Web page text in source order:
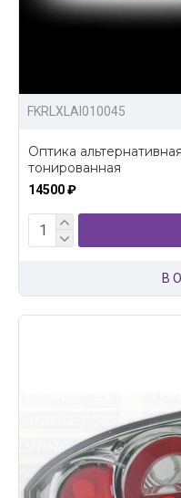
FKRLXLAI010045
Оптика
тонированная
14500 ₽
В